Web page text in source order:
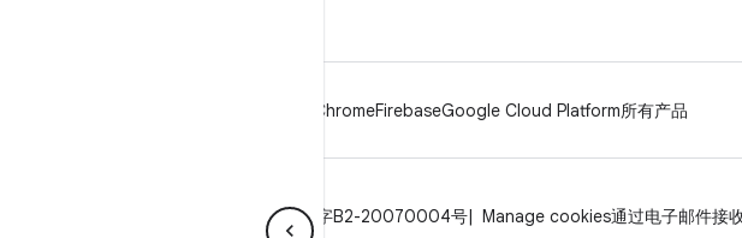
ChromeFirebaseGoogle Cloud Platform所有产品
ICP证合字B2-20070004号 Manage cookies通过电子邮件接